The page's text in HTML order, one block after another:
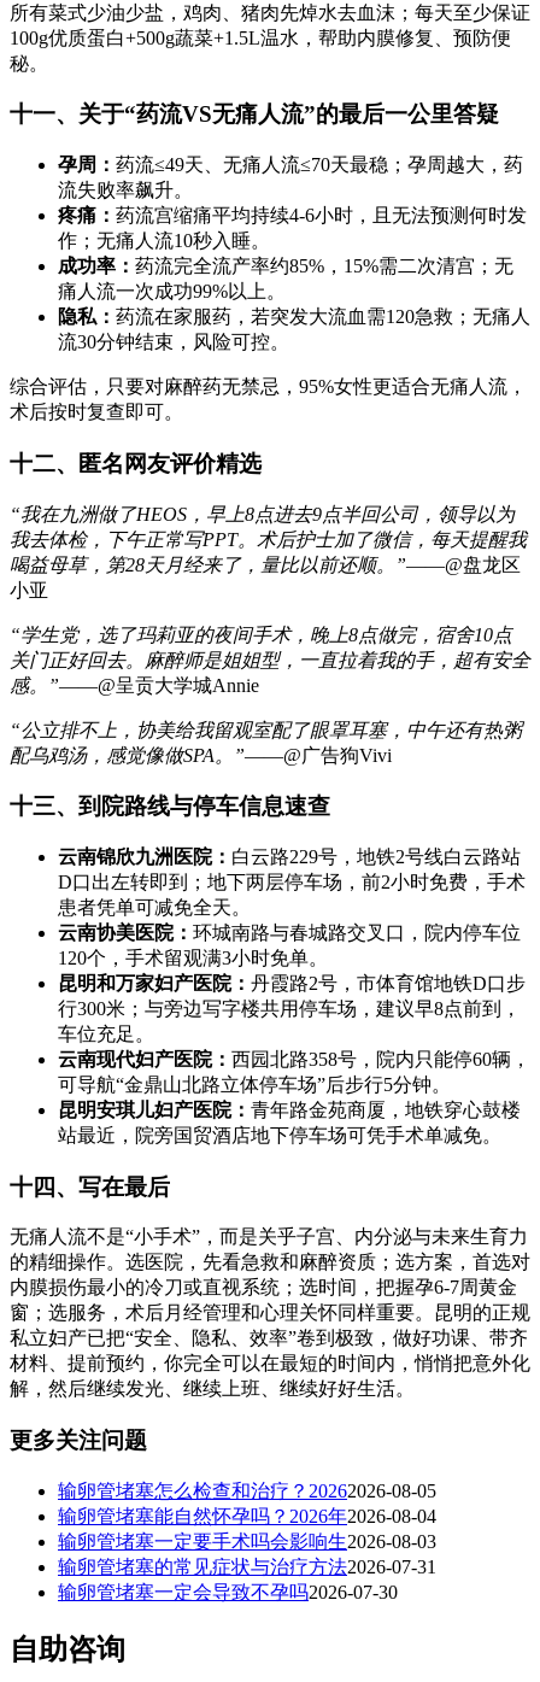
所有菜式少油少盐，鸡肉、猪肉先焯水去血沫；每天至少保证
100g优质蛋白+500g蔬菜+1.5L温水，帮助内膜修复、预防便
秘。
十一、关于“药流VS无痛人流”的最后一公里答疑
孕周： 药流≤49天、无痛人流≤70天最稳；孕周越大，药
流失败率飙升。
疼痛： 药流宫缩痛平均持续4-6小时，且无法预测何时发
作；无痛人流10秒入睡。
成功率： 药流完全流产率约85%，15%需二次清宫；无
痛人流一次成功99%以上。
隐私： 药流在家服药，若突发大流血需120急救；无痛人
流30分钟结束，风险可控。
综合评估，只要对麻醉药无禁忌，95%女性更适合无痛人流，
术后按时复查即可。
十二、匿名网友评价精选
“我在九洲做了HEOS，早上8点进去9点半回公司，领导以为
我去体检，下午正常写PPT。术后护士加了微信，每天提醒我
喝益母草，第28天月经来了，量比以前还顺。”——@盘龙区
小亚
“学生党，选了玛莉亚的夜间手术，晚上8点做完，宿舍10点
关门正好回去。麻醉师是姐姐型，一直拉着我的手，超有安全
感。”——@呈贡大学城Annie
“公立排不上，协美给我留观室配了眼罩耳塞，中午还有热粥
配乌鸡汤，感觉像做SPA。”——@广告狗Vivi
十三、到院路线与停车信息速查
云南锦欣九洲医院： 白云路229号，地铁2号线白云路站
D口出左转即到；地下两层停车场，前2小时免费，手术
患者凭单可减免全天。
云南协美医院： 环城南路与春城路交叉口，院内停车位
120个，手术留观满3小时免单。
昆明和万家妇产医院： 丹霞路2号，市体育馆地铁D口步
行300米；与旁边写字楼共用停车场，建议早8点前到，
车位充足。
云南现代妇产医院： 西园北路358号，院内只能停60辆，
可导航“金鼎山北路立体停车场”后步行5分钟。
昆明安琪儿妇产医院： 青年路金苑商厦，地铁穿心鼓楼
站最近，院旁国贸酒店地下停车场可凭手术单减免。
十四、写在最后
无痛人流不是“小手术”，而是关乎子宫、内分泌与未来生育力
的精细操作。选医院，先看急救和麻醉资质；选方案，首选对
内膜损伤最小的冷刀或直视系统；选时间，把握孕6-7周黄金
窗；选服务，术后月经管理和心理关怀同样重要。昆明的正规
私立妇产已把“安全、隐私、效率”卷到极致，做好功课、带齐
材料、提前预约，你完全可以在最短的时间内，悄悄把意外化
解，然后继续发光、继续上班、继续好好生活。
更多关注问题
输卵管堵塞怎么检查和治疗？20262026-08-05
输卵管堵塞能自然怀孕吗？2026年2026-08-04
输卵管堵塞一定要手术吗会影响生2026-08-03
输卵管堵塞的常见症状与治疗方法2026-07-31
输卵管堵塞一定会导致不孕吗2026-07-30
自助咨询